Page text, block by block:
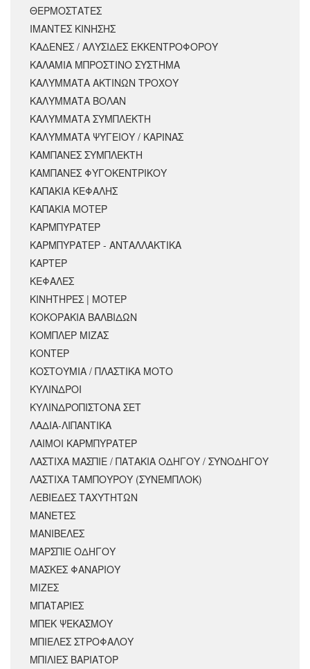
ΘΕΡΜΟΣΤΑΤΕΣ
ΙΜΑΝΤΕΣ ΚΙΝΗΣΗΣ
ΚΑΔΕΝΕΣ / ΑΛΥΣΙΔΕΣ ΕΚΚΕΝΤΡΟΦΟΡΟΥ
ΚΑΛΑΜΙΑ ΜΠΡΟΣΤΙΝΟ ΣΥΣΤΗΜΑ
ΚΑΛΥΜΜΑΤΑ ΑΚΤΙΝΩΝ ΤΡΟΧΟΥ
ΚΑΛΥΜΜΑΤΑ ΒΟΛΑΝ
ΚΑΛΥΜΜΑΤΑ ΣΥΜΠΛΕΚΤΗ
ΚΑΛΥΜΜΑΤΑ ΨΥΓΕΙΟΥ / ΚΑΡΙΝΑΣ
ΚΑΜΠΑΝΕΣ ΣΥΜΠΛΕΚΤΗ
ΚΑΜΠΑΝΕΣ ΦΥΓΟΚΕΝΤΡΙΚΟΥ
ΚΑΠΑΚΙΑ ΚΕΦΑΛΗΣ
ΚΑΠΑΚΙΑ ΜΟΤΕΡ
ΚΑΡΜΠΥΡΑΤΕΡ
ΚΑΡΜΠΥΡΑΤΕΡ - ΑΝΤΑΛΛΑΚΤΙΚΑ
ΚΑΡΤΕΡ
ΚΕΦΑΛΕΣ
ΚΙΝΗΤΗΡΕΣ | ΜΟΤΕΡ
ΚΟΚΟΡΑΚΙΑ ΒΑΛΒΙΔΩΝ
ΚΟΜΠΛΕΡ ΜΙΖΑΣ
ΚΟΝΤΕΡ
ΚΟΣΤΟΥΜΙΑ / ΠΛΑΣΤΙΚΑ ΜΟΤΟ
ΚΥΛΙΝΔΡΟΙ
ΚΥΛΙΝΔΡΟΠΙΣΤΟΝΑ ΣΕΤ
ΛΑΔΙΑ-ΛΙΠΑΝΤΙΚΑ
ΛΑΙΜΟΙ ΚΑΡΜΠΥΡΑΤΕΡ
ΛΑΣΤΙΧΑ ΜΑΣΠΙΕ / ΠΑΤΑΚΙΑ ΟΔΗΓΟΥ / ΣΥΝΟΔΗΓΟΥ
ΛΑΣΤΙΧΑ ΤΑΜΠΟΥΡΟΥ (ΣΥΝΕΜΠΛΟΚ)
ΛΕΒΙΕΔΕΣ ΤΑΧΥΤΗΤΩΝ
ΜΑΝΕΤΕΣ
ΜΑΝΙΒΕΛΕΣ
ΜΑΡΣΠΙΕ ΟΔΗΓΟΥ
ΜΑΣΚΕΣ ΦΑΝΑΡΙΟΥ
ΜΙΖΕΣ
ΜΠΑΤΑΡΙΕΣ
ΜΠΕΚ ΨΕΚΑΣΜΟΥ
ΜΠΙΕΛΕΣ ΣΤΡΟΦΑΛΟΥ
ΜΠΙΛΙΕΣ ΒΑΡΙΑΤΟΡ